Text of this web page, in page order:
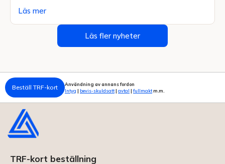
Läs mer
Läs fler nyheter
Beställ TRF-kort
Användning av annans fordon
Intyg | bevis-skuldsatt| avtal | fullmaktm.m.
TRF-kort beställning